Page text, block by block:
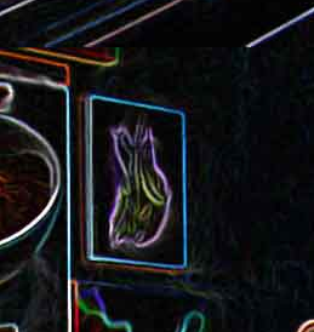
Crème de poivron aux noix